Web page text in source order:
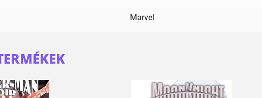
Marvel